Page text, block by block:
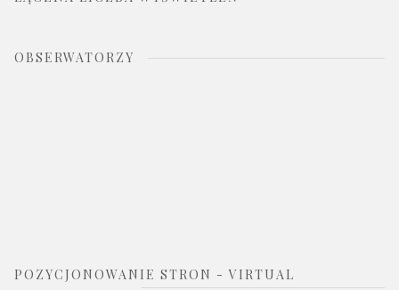
OBSERWATORZY
POZYCJONOWANIE STRON - VIRTUAL